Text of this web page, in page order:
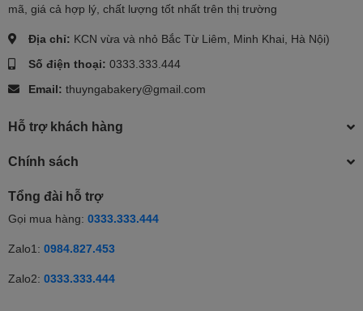
mã, giá cả hợp lý, chất lượng tốt nhất trên thị trường
Địa chỉ: KCN vừa và nhỏ Bắc Từ Liêm, Minh Khai, Hà Nội)
Số điện thoại: 0333.333.444
Email: thuyngabakery@gmail.com
Hỗ trợ khách hàng
Chính sách
Tổng đài hỗ trợ
Gọi mua hàng: 0333.333.444
Zalo1: 0984.827.453
Zalo2: 0333.333.444